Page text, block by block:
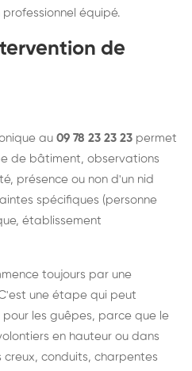
équipé.
de
au 09 78 23 23 23 permet
de bâtiment, observations
présence ou non d'un nid
spécifiques (personne
établissement
toujours par une
une étape qui peut
les guêpes, parce que le
en hauteur ou dans
conduits, charpentes